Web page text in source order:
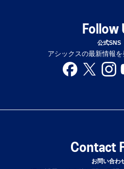
Follow
公式SNS
アシックスの最新情報
Contact
お問い合わ